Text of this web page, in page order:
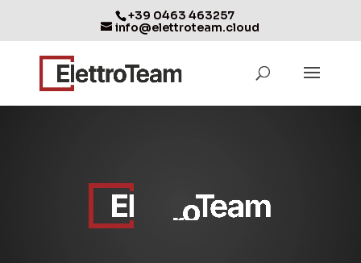
+39 0463 463257
info@elettroteam.cloud